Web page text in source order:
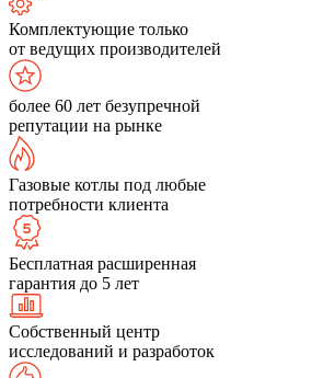
Комплектующие только
от ведущих производителей
более 60 лет безупречной
репутации на рынке
Газовые котлы под любые
потребности клиента
Бесплатная расширенная
гарантия до 5 лет
Собственный центр
исследований и разработок